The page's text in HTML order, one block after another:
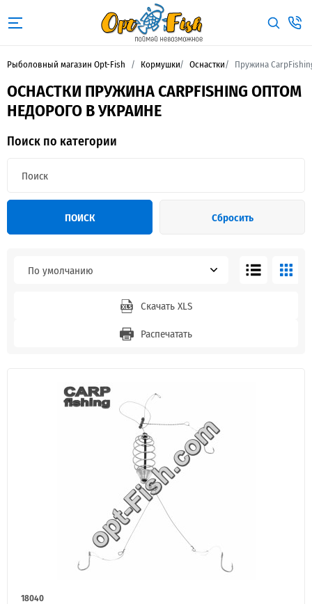
Рыболовный магазин Opt-Fish Кормушки Оснастки Пружина
ОСНАСТКИ ПРУЖИНА CARPFISHING ОПТОМ
НЕДОРОГО В УКРАИНЕ
Поиск по категории
ПОИСК Сбросить
По умолчанию
Скачать XLS
Распечатать
18040